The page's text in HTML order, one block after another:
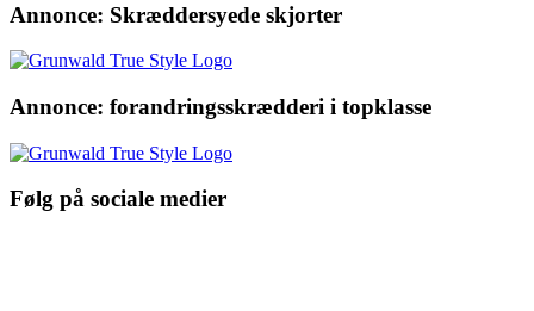
Annonce: Skræddersyede skjorter
Annonce: forandringsskrædderi i topklasse
Følg på sociale medier